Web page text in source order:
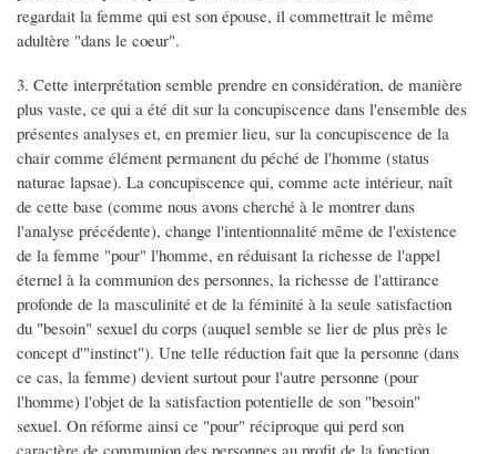
regardait la femme qui est son épouse, il commettrait le même
adultère "dans le coeur".
3. Cette interprétation semble prendre en considération, de manière
plus vaste, ce qui a été dit sur la concupiscence dans l'ensemble des
présentes analyses et, en premier lieu, sur la concupiscence de la
chair comme élément permanent du péché de l'homme (status
naturae lapsae). La concupiscence qui, comme acte intérieur, naît
de cette base (comme nous avons cherché à le montrer dans
l'analyse précédente), change l'intentionnalité même de l'existence
de la femme "pour" l'homme, en réduisant la richesse de l'appel
éternel à la communion des personnes, la richesse de l'attirance
profonde de la masculinité et de la féminité à la seule satisfaction
du "besoin" sexuel du corps (auquel semble se lier de plus près le
concept d'"instinct"). Une telle réduction fait que la personne (dans
ce cas, la femme) devient surtout pour l'autre personne (pour
l'homme) l'objet de la satisfaction potentielle de son "besoin"
sexuel. On réforme ainsi ce "pour" réciproque qui perd son